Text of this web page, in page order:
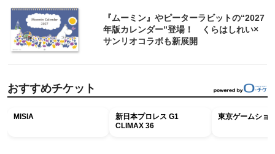
『ムーミン』やピーターラビットの“2027
年版カレンダー”登場！ くらはしれい×
サンリオコラボも新展開
おすすめチケット
MISIA
新日本プロレス G1
CLIMAX 36
東京ゲームショ